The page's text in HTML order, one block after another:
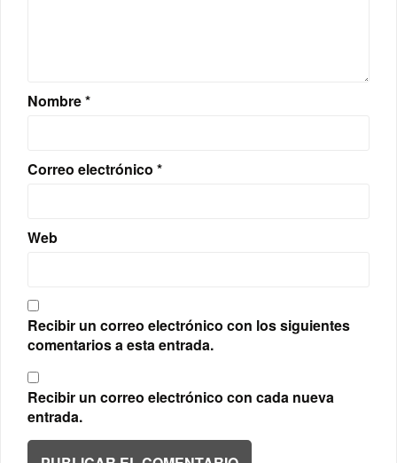
Nombre*
Correo electrónico *
Web
Recibir un correo electrónico con los siguientes
comentarios a esta entrada.
Recibir un correo electrónico con cada nueva
entrada.